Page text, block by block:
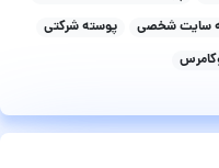
سایت شخصی
پوسته شرکتی